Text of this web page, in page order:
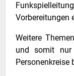
Vorbereitungen
Weitere
und somit nur
Personenkreise